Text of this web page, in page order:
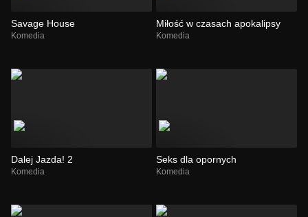
Savage House
Komedia
Miłość w czasach apokalipsy
Komedia
Dalej Jazda! 2
Komedia
Seks dla opornych
Komedia